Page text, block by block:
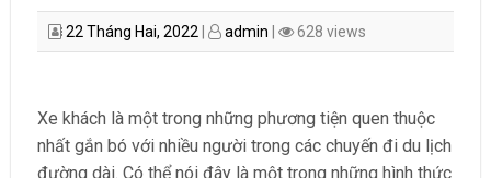
22 Tháng Hai, 2022 admin 628 views
Xe khách là một trong những phương tiện quen thuộc
nhất gắn bó với nhiều người trong các chuyến đi du lịch
đường dài. Có thể nói đây là một trong những hình thức